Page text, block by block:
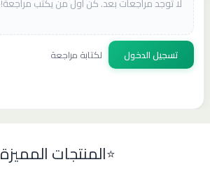
تسجيل الدخول لكتابة مراجعة
المنتجات المميزة